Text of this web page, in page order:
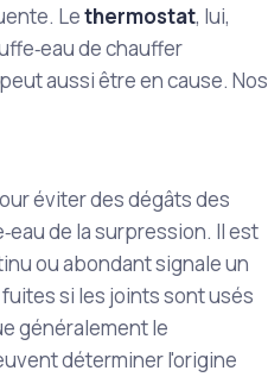
Lethermostat, lui,
de chauffer
aussi être en cause. Nos
éviter des dégâts des
de la surpression. Il est
ou abondant signale un
si les joints sont usés
généralement le
déterminer l'origine